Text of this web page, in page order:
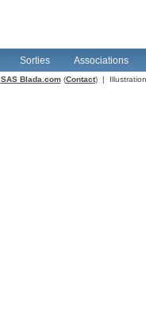
Sorties Associations
SAS Blada.com(Contact) |